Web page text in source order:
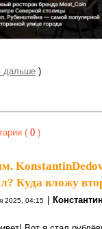
дальше )
( 0 )
Куда вложу
2025, 04:15 Константин